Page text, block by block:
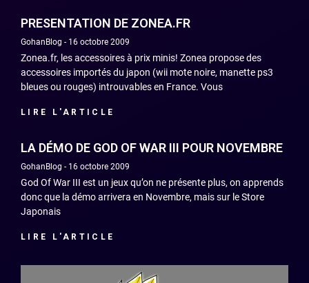
PRESENTATION DE ZONEA.FR
GohanBlog 16 octobre 2009
Zonea.fr, les accessoires à prix minis! Zonea propose des
accessoires importés du japon (wii mote noire, manette ps3
bleues ou rouges) introuvables en France. Vous
LIRE L'ARTICLE
LA DÉMO DE GOD OF WAR III POUR NOVEMBRE
GohanBlog 16 octobre 2009
God Of War III est un jeux qu’on ne présente plus, on apprends
donc que la démo arrivera en Novembre, mais sur le Store
Japonais
LIRE L'ARTICLE